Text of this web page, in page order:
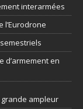
interarmées
l’Eurodrone
d’armement en
grande ampleur